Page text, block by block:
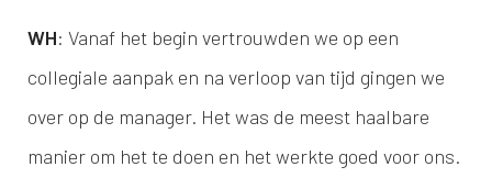
WH: Vanaf het begin vertrouwden we op een
collegiale aanpak en na verloop van tijd gingen we
over op de manager. Het was de meest haalbare
manier om het te doen en het werkte goed voor ons.